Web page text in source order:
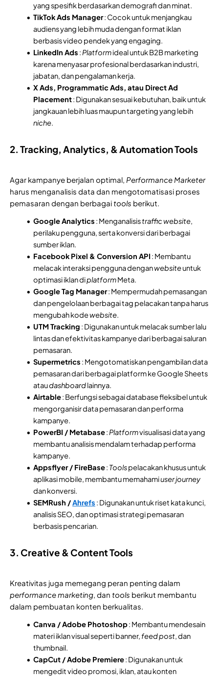
yang spesifik berdasarkan demografi dan minat.
TikTok Ads Manager: Cocok untuk menjangkau
audiens yang lebih muda dengan format iklan
berbasis video pendek yang engaging.
LinkedIn Ads : Platformideal untuk B2B marketing
karena menyasar profesional berdasarkan industri,
jabatan, dan pengalaman kerja.
X Ads, Programmatic Ads, atau Direct Ad
Placement: Digunakan sesuai kebutuhan, baik untuk
jangkauan lebih luas maupun targeting yang lebih
niche.
2. Tracking, Analytics, & Automation Tools
Agar kampanye berjalan optimal, Performance Marketer
harus menganalisis data dan mengotomatisasi proses
pemasaran dengan berbagai tools berikut.
Google Analytics : Menganalisistraffic website,
perilaku pengguna, serta konversi dari berbagai
sumber iklan.
Facebook Pixel & Conversion API : Membantu
melacak interaksi pengguna denganwebsiteuntuk
optimasi iklan diplatformMeta.
Google Tag Manager: Mempermudah pemasangan
dan pengelolaan berbagai tag pelacakan tanpa harus
mengubah kodewebsite.
UTM Tracking : Digunakan untuk melacak sumber lalu
lintas dan efektivitas kampanye dari berbagai saluran
pemasaran.
Supermetrics : Mengotomatiskan pengambilan data
pemasaran dari berbagai platform ke Google Sheets
ataudashboardlainnya.
Airtable: Berfungsi sebagai database fleksibel untuk
mengorganisir data pemasaran dan performa
kampanye.
PowerBI / Metabase: Platformvisualisasi data yang
membantu analisis mendalam terhadap performa
kampanye.
Appsflyer / FireBase: Toolspelacakan khusus untuk
aplikasi mobile, membantu memahamiuser journey
dan konversi.
SEMRush /Ahrefs : Digunakan untuk riset kata kunci,
analisis SEO, dan optimasi strategi pemasaran
berbasis pencarian.
3. Creative & Content Tools
Kreativitas juga memegang peran penting dalam
performance marketing, dan tools berikut membantu
dalam pembuatan konten berkualitas.
Canva / Adobe Photoshop: Membantu mendesain
materi iklan visual seperti banner,feed post, dan
thumbnail.
CapCut / Adobe Premiere: Digunakan untuk
mengedit video promosi, iklan, atau konten